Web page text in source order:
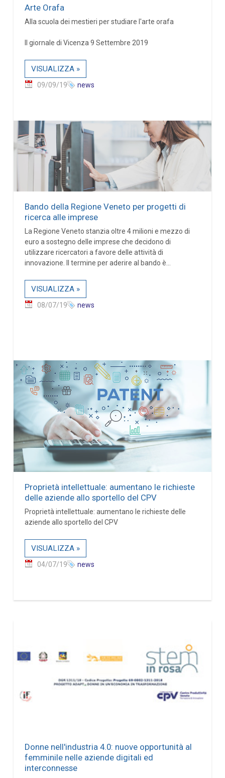
Arte Orafa
Alla scuola dei mestieri per studiare l'arte orafa
Il giornale di Vicenza 9 Settembre 2019
VISUALIZZA »
09/09/19 news
Bando della Regione Veneto per progetti di
ricerca alle imprese
La Regione Veneto stanzia oltre 4 milioni e mezzo di
euro a sostegno delle imprese che decidono di
utilizzare ricercatori a favore delle attività di
innovazione. Il termine per aderire al bando è...
VISUALIZZA »
08/07/19 news
Proprietà intellettuale: aumentano le richieste
delle aziende allo sportello del CPV
Proprietà intellettuale: aumentano le richieste delle
aziende allo sportello del CPV
VISUALIZZA »
04/07/19 news
Donne nell'industria 4.0: nuove opportunità al
femminile nelle aziende digitali ed
interconnesse